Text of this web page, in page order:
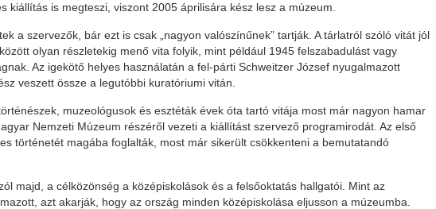
kiállítás is megteszi, viszont 2005 áprilisára kész lesz a múzeum.
a szervezők, bár ezt is csak „nagyon valószínűnek” tartják. A tárlatról szóló vitát jól
olyan részletekig menő vita folyik, mint például 1945 felszabadulást vagy
Az igekötő helyes használatán a fel-párti Schweitzer József nyugalmazott
veszett össze a legutóbbi kuratóriumi vitán.
muzeológusok és esztéták évek óta tartó vitája most már nagyon hamar
Nemzeti Múzeum részéről vezeti a kiállítást szervező programirodát. Az első
történetét magába foglalták, most már sikerült csökkenteni a bemutatandó
majd, a célközönség a középiskolások és a felsőoktatás hallgatói. Mint az
azt akarják, hogy az ország minden középiskolása eljusson a múzeumba.